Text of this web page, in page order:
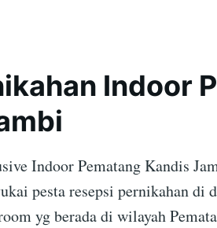
Indoor
Indoor Pematang Kandis
pesta resepsi pernikahan di
yg berada di wilayah